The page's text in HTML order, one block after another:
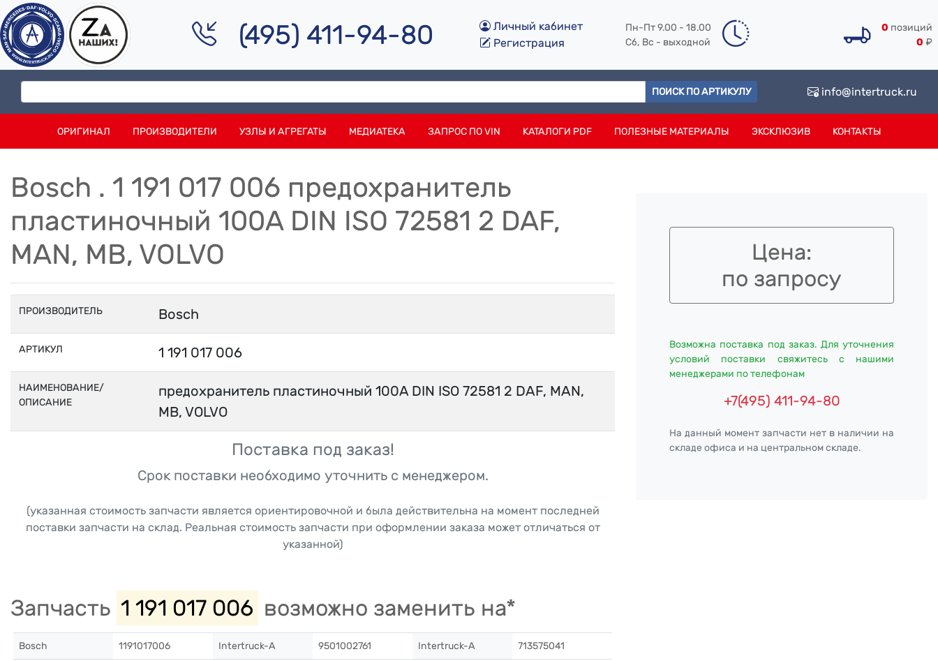
(495) 411-94-80
Личный кабинет
Регистрация
Пн-Пт 9.00 - 18.00
Сб, Вс - выходной
0 позиций
0 ₽
ПОИСК ПО АРТИКУЛУ info@intertruck.ru
ОРИГИНАЛ ПРОИЗВОДИТЕЛИ УЗЛЫ И АГРЕГАТЫ МЕДИАТЕКА ЗАПРОС ПО VIN КАТАЛОГИ PDF ПОЛЕЗНЫЕ МАТЕРИАЛЫ ЭКСКЛЮЗИВ КОНТАКТЫ
Bosch . 1 191 017 006 предохранитель
пластиночный 100A DIN ISO 72581 2 DAF,
MAN, MB, VOLVO
ПРОИЗВОДИТЕЛЬ Bosch
АРТИКУЛ 1 191 017 006
НАИМЕНОВАНИЕ/
ОПИСАНИЕ
предохранитель пластиночный 100A DIN ISO 72581 2 DAF, MAN,
MB, VOLVO
Поставка под заказ!
Срок поставки необходимо уточнить с менеджером.
(указанная стоимость запчасти является ориентировочной и была действительна на момент последней
поставки запчасти на склад. Реальная стоимость запчасти при оформлении заказа может отличаться от
указанной)
Запчасть 1 191 017 006 возможно заменить на*
Bosch 1191017006 Intertruck-A 9501002761 Intertruck-A 713575041
Цена:
по запросу
Возможна поставка под заказ. Для уточнения
условий поставки свяжитесь с нашими
менеджерами по телефонам
+7(495) 411-94-80
На данный момент запчасти нет в наличии на
складе офиса и на центральном складе.